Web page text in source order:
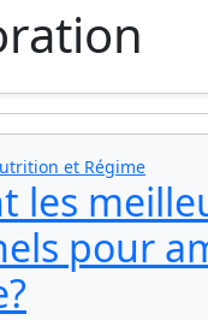
et Régime
les
pour